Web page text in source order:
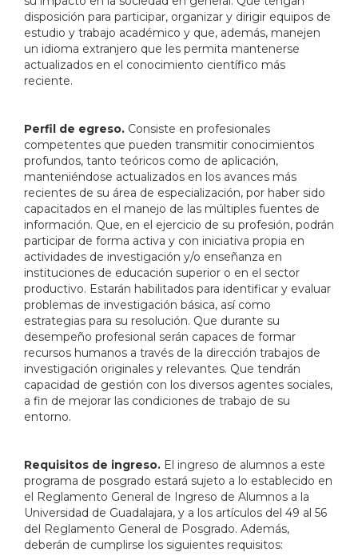
disposición para participar, organizar y dirigir equipos de
estudio y trabajo académico y que, además, manejen
un idioma extranjero que les permita mantenerse
actualizados en el conocimiento científico más
reciente.
Perfil de egreso. Consiste en profesionales
competentes que pueden transmitir conocimientos
profundos, tanto teóricos como de aplicación,
manteniéndose actualizados en los avances más
recientes de su área de especialización, por haber sido
capacitados en el manejo de las múltiples fuentes de
información. Que, en el ejercicio de su profesión, podrán
participar de forma activa y con iniciativa propia en
actividades de investigación y/o enseñanza en
instituciones de educación superior o en el sector
productivo. Estarán habilitados para identificar y evaluar
problemas de investigación básica, así como
estrategias para su resolución. Que durante su
desempeño profesional serán capaces de formar
recursos humanos a través de la dirección trabajos de
investigación originales y relevantes. Que tendrán
capacidad de gestión con los diversos agentes sociales,
a fin de mejorar las condiciones de trabajo de su
entorno.
Requisitos de ingreso. El ingreso de alumnos a este
programa de posgrado estará sujeto a lo establecido en
el Reglamento General de Ingreso de Alumnos a la
Universidad de Guadalajara, y a los artículos del 49 al 56
del Reglamento General de Posgrado. Además,
deberán de cumplirse los siguientes requisitos: